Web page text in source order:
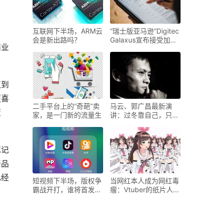
互联网下半场，ARM云
会是新出路吗？
“瑞士版亚马逊”Digitec
Galaxus宣布接受加密
二手平台上的“奇葩”卖
家，是一门新的流量生
马云、郭广昌最新演
讲：过冬靠自己，只有
短视频下半场，版权争
霸战开打，谁将首发
当网红本人成为网红毒
瘤：Vtuber的纸片人模